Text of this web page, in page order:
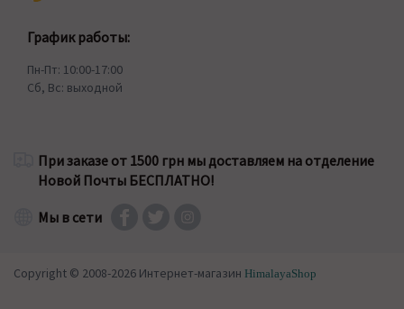
График работы:
Пн-Пт: 10:00-17:00
Сб, Вс: выходной
При заказе от 1500 грн мы доставляем на отделение
Новой Почты БЕСПЛАТНО!
Мы в сети
Copyright © 2008-2026 Интернет-магазин HimalayaShop